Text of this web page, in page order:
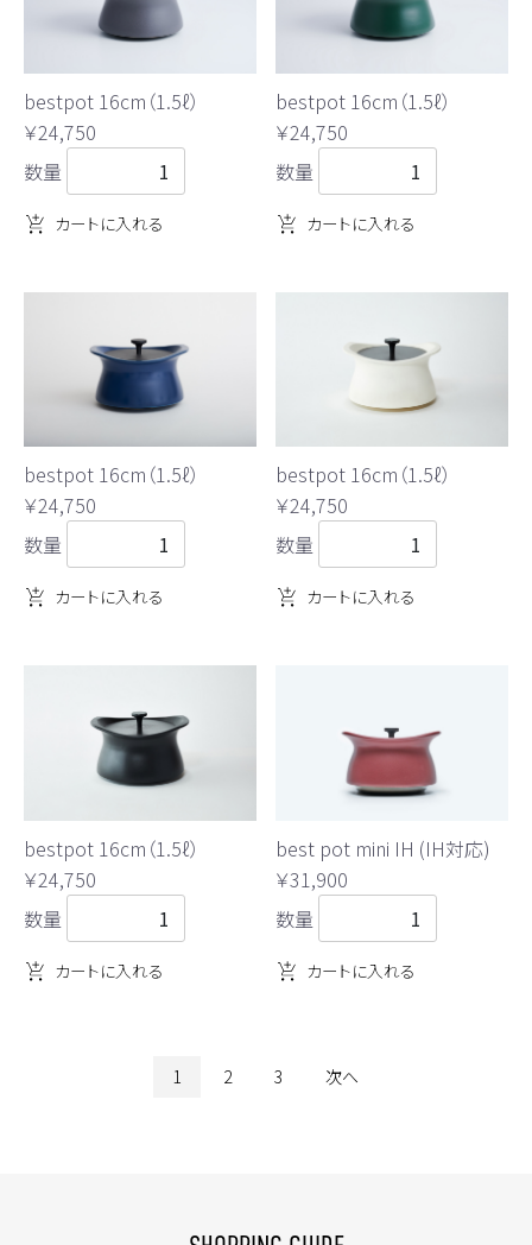
bestpot 16cm（1.5ℓ）
￥24,750
数量
カートに入れる
bestpot 16cm（1.5ℓ）
￥24,750
数量
カートに入れる
bestpot 16cm（1.5ℓ）
￥24,750
数量
カートに入れる
bestpot 16cm（1.5ℓ）
￥24,750
数量
カートに入れる
bestpot 16cm（1.5ℓ）
￥24,750
数量
カートに入れる
best pot mini IH (IH対応)
￥31,900
数量
カートに入れる
1 2 3 次へ